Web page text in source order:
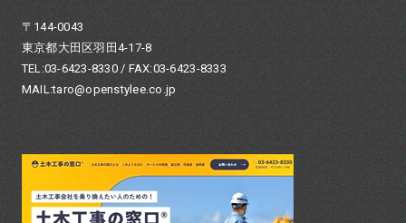
〒144-0043
東京都大田区羽田4-17-8
TEL:03-6423-8330 / FAX:03-6423-8333
MAIL:taro@openstylee.co.jp